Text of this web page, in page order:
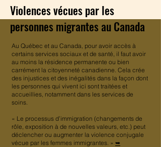
Au Québec et au Canada, pour avoir accès à
certains services sociaux et de santé, il faut avoir
au moins la résidence permanente ou bien
carrément la citoyenneté canadienne. Cela crée
des injustices et des inégalités dans la façon dont
les personnes qui vivent ici sont traitées et
accueillies, notamment dans les services de
soins.
« Le processus d’immigration (changements de
rôle, exposition à de nouvelles valeurs, etc.) peut
déclencher ou augmenter la violence conjugale
vécue par les femmes immigrantes. » ➥
Violences vécues par les
personnes migrantes au Canada